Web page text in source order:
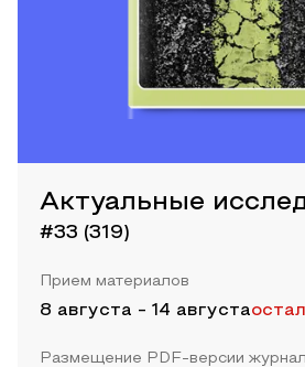
Актуальные
#33 (319)
Прием материалов
8 августа - 14 августа
Размещение PDF-версии